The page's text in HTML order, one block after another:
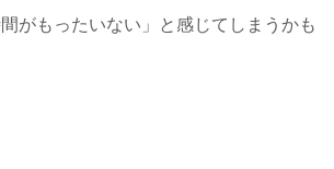
がもったいない」と感じてしまうかも